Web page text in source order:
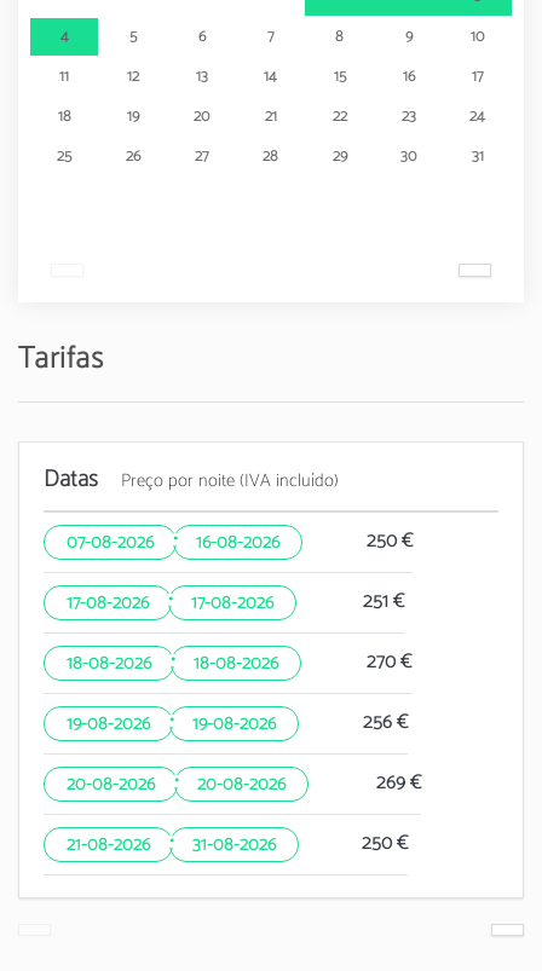
4
5 6 7 8 9
10
11
12 13 14 15 16
17
18
19 20 21 22 23
24
25
26 27 28 29 30 31
Tarifas
Datas Preço por noite (IVA incluído)
07-08-2026 · 16-08-2026 250 €
17-08-2026 · 17-08-2026 251 €
18-08-2026 · 18-08-2026 270 €
19-08-2026 · 19-08-2026 256 €
20-08-2026 · 20-08-2026 269 €
21-08-2026 · 31-08-2026 250 €